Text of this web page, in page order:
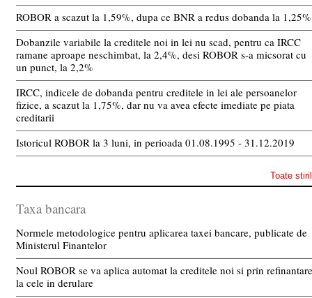
ROBOR a scazut la 1,59%, dupa ce BNR a redus dobanda la 1,25%
Dobanzile variabile la creditele noi in lei nu scad, pentru ca IRCC
ramane aproape neschimbat, la 2,4%, desi ROBOR s-a micsorat cu
un punct, la 2,2%
IRCC, indicele de dobanda pentru creditele in lei ale persoanelor
fizice, a scazut la 1,75%, dar nu va avea efecte imediate pe piata
creditarii
Istoricul ROBOR la 3 luni, in perioada 01.08.1995 - 31.12.2019
Toate
Taxa bancara
Normele metodologice pentru aplicarea taxei bancare, publicate de
Ministerul Finantelor
Noul ROBOR se va aplica automat la creditele noi si prin refinantare
la cele in derulare